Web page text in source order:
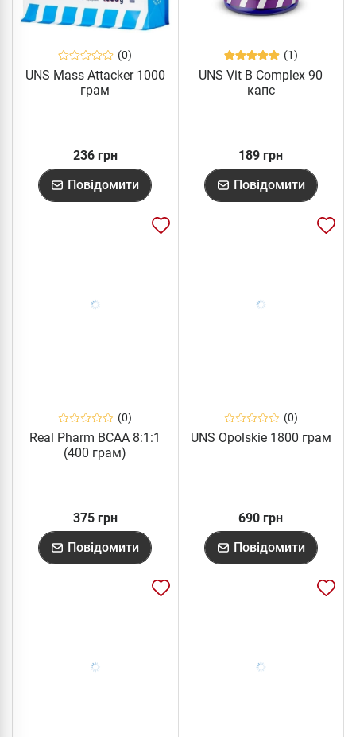
(0)
UNS Mass Attacker 1000
грам
236 грн
Повідомити
(1)
UNS Vit B Complex 90
капс
189 грн
Повідомити
(0)
Real Pharm BCAA 8:1:1
(400 грам)
375 грн
Повідомити
(0)
UNS Opolskie 1800 грам
690 грн
Повідомити